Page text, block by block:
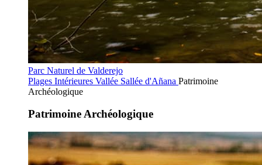
Parc Naturel de Valderejo
Plages Intérieures Vallée Sallée d'Añana Patrimoine
Archéologique
Patrimoine Archéologique